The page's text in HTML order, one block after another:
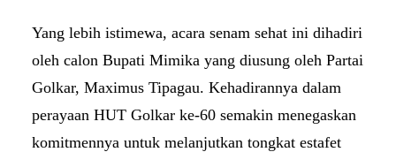
Yang lebih istimewa, acara senam sehat ini dihadiri
oleh calon Bupati Mimika yang diusung oleh Partai
Golkar, Maximus Tipagau. Kehadirannya dalam
perayaan HUT Golkar ke-60 semakin menegaskan
komitmennya untuk melanjutkan tongkat estafet